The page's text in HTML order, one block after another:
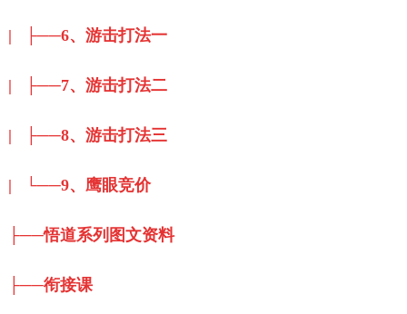
| ├──6、游击打法一
| ├──7、游击打法二
| ├──8、游击打法三
| └──9、鹰眼竞价
├──悟道系列图文资料
├──衔接课